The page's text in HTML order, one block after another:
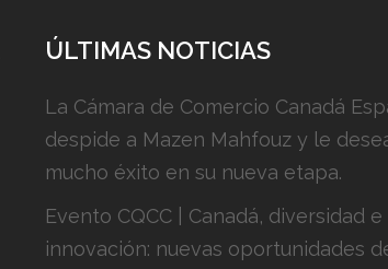
ÚLTIMAS NOTICIAS
La Cámara de Comercio Canadá
despide a Mazen Mahfouz y le
mucho éxito en su nueva etapa.
Evento CQCC | Canadá, diversidad e
innovación: nuevas oportunidades